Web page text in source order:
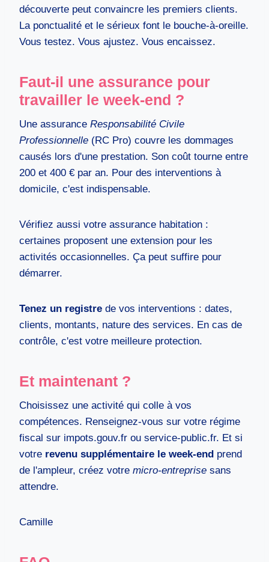
découverte peut convaincre les premiers clients.
La ponctualité et le sérieux font le bouche-à-oreille.
Vous testez. Vous ajustez. Vous encaissez.
Faut-il une assurance pour
travailler le week-end ?
Une assurance Responsabilité Civile
Professionnelle (RC Pro) couvre les dommages
causés lors d'une prestation. Son coût tourne entre
200 et 400 € par an. Pour des interventions à
domicile, c'est indispensable.
Vérifiez aussi votre assurance habitation :
certaines proposent une extension pour les
activités occasionnelles. Ça peut suffire pour
démarrer.
Tenez un registre de vos interventions : dates,
clients, montants, nature des services. En cas de
contrôle, c'est votre meilleure protection.
Et maintenant ?
Choisissez une activité qui colle à vos
compétences. Renseignez-vous sur votre régime
fiscal sur impots.gouv.fr ou service-public.fr. Et si
votre revenu supplémentaire le week-end prend
de l'ampleur, créez votre micro-entreprise sans
attendre.
Camille